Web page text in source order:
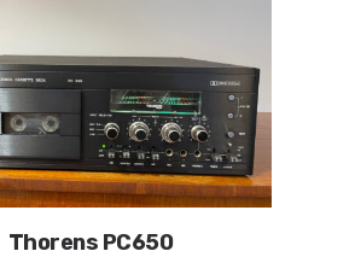
Thorens PC650